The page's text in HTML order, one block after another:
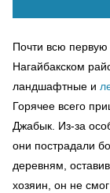
Почти всю
Нагайбакском
ландшафтные и
Горячее всего
Джабык. Из-за
они пострадали
деревням,
хозяин, он не